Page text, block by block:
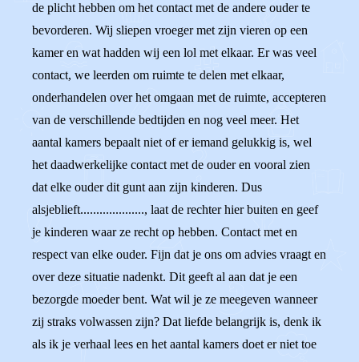
de plicht hebben om het contact met de andere ouder te
bevorderen. Wij sliepen vroeger met zijn vieren op een
kamer en wat hadden wij een lol met elkaar. Er was veel
contact, we leerden om ruimte te delen met elkaar,
onderhandelen over het omgaan met de ruimte, accepteren
van de verschillende bedtijden en nog veel meer. Het
aantal kamers bepaalt niet of er iemand gelukkig is, wel
het daadwerkelijke contact met de ouder en vooral zien
dat elke ouder dit gunt aan zijn kinderen. Dus
alsjeblieft...................., laat de rechter hier buiten en geef
je kinderen waar ze recht op hebben. Contact met en
respect van elke ouder. Fijn dat je ons om advies vraagt en
over deze situatie nadenkt. Dit geeft al aan dat je een
bezorgde moeder bent. Wat wil je ze meegeven wanneer
zij straks volwassen zijn? Dat liefde belangrijk is, denk ik
als ik je verhaal lees en het aantal kamers doet er niet toe